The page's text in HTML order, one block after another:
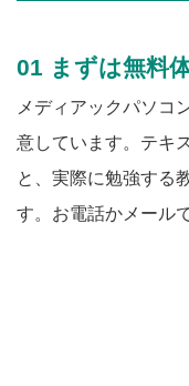
01 まずは無料
メディアックパソコ
意しています。テキ
と、実際に勉強する
す。お電話かメール